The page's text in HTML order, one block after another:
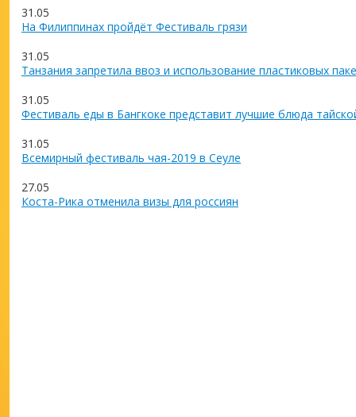
31.05
На Филиппинах пройдёт Фестиваль грязи
31.05
Танзания запретила ввоз и использование пластиковых
31.05
Фестиваль еды в Бангкоке представит лучшие блюда
31.05
Всемирный фестиваль чая-2019 в Сеуле
27.05
Коста-Рика отменила визы для россиян